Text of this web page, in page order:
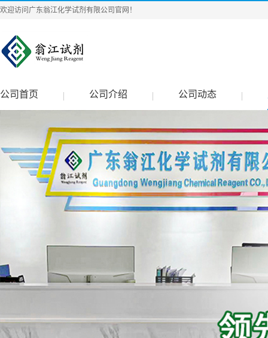
欢迎访问广东翁江化学试剂有限公司官网！
公司首页 公司介绍 公司动态